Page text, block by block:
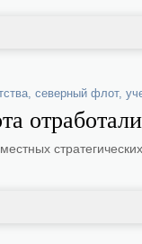
, северный флот,